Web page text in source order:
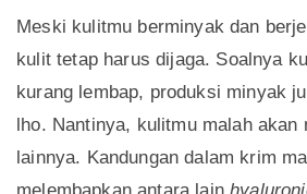
Meski kulitmu berminyak dan
kulit tetap harus dijaga. Soalnya
kurang lembap, produksi minyak
lho. Nantinya, kulitmu malah akan
lainnya. Kandungan dalam krim